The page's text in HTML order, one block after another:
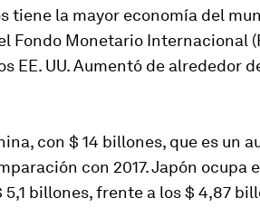
tiene la mayor economía del
Fondo Monetario Internacional
EE. UU. Aumentó de alrededor
con $ 14 billones, que es un
con 2017. Japón ocupa
5,1 billones, frente a los $ 4,87